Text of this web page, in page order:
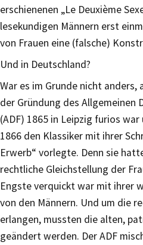
erschienenen „Le Deuxième
lesekundigen Männern erst
von Frauen eine (falsche)
Und in Deutschland?
War es im Grunde nicht
der Gründung des Allgemeinen
(ADF) 1865 in Leipzig furios
1866 den Klassiker mit ihrer
Erwerb“ vorlegte. Denn sie
rechtliche Gleichstellung der
Engste verquickt war mit ihrer
von den Männern. Und um die
erlangen, mussten die alten,
geändert werden. Der ADF